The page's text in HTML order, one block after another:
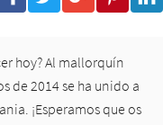
hoy? Al mallorquín
de 2014 se ha unido a
¡Esperamos que os